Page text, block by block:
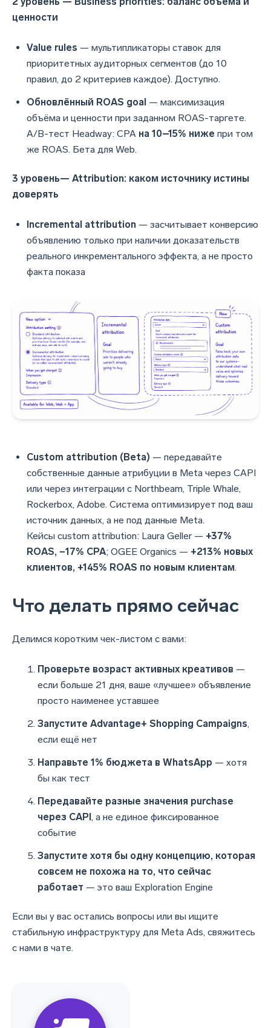
ценности
Value rules — мультипликаторы ставок для
приоритетных аудиторных сегментов (до 10
правил, до 2 критериев каждое). Доступно.
Обновлённый ROAS goal — максимизация
объёма и ценности при заданном ROAS-таргете.
A/B-тест Headway: CPA на 10–15% ниже при том
же ROAS. Бета для Web.
3 уровень— Attribution: каком источнику истины
доверять
Incremental attribution — засчитывает конверсию
объявлению только при наличии доказательств
реального инкрементального эффекта, а не просто
факта показа
Custom attribution (Beta) — передавайте
собственные данные атрибуции в Meta через CAPI
или через интеграции с Northbeam, Triple Whale,
Rockerbox, Adobe. Система оптимизирует под ваш
источник данных, а не под данные Meta.
Кейсы custom attribution: Laura Geller — +37%
ROAS, −17% CPA; OGEE Organics — +213% новых
клиентов, +145% ROAS по новым клиентам.
Что делать прямо сейчас
Делимся коротким чек-листом с вами:
Проверьте возраст активных креативов —
если больше 21 дня, ваше «лучшее» объявление
просто наименее уставшее
Запустите Advantage+ Shopping Campaigns,
если ещё нет
Направьте 1% бюджета в WhatsApp — хотя
бы как тест
Передавайте разные значения purchase
через CAPI , а не единое фиксированное
событие
Запустите хотя бы одну концепцию, которая
совсем не похожа на то, что сейчас
работает — это ваш Exploration Engine
Если вы у вас остались вопросы или вы ищите
стабильную инфраструктуру для Meta Ads, свяжитесь
с нами в чате.